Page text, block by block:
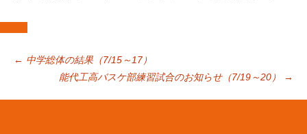
投
稿
← 中学総体の結果（7/15～17）
能代工高バスケ部練習試合のお知らせ（7/19～20）
→